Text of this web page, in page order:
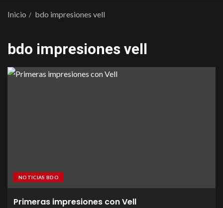
Inicio bdo impresiones vell
bdo impresiones vell
NOTICIAS BDO
Primeras impresiones con Vell